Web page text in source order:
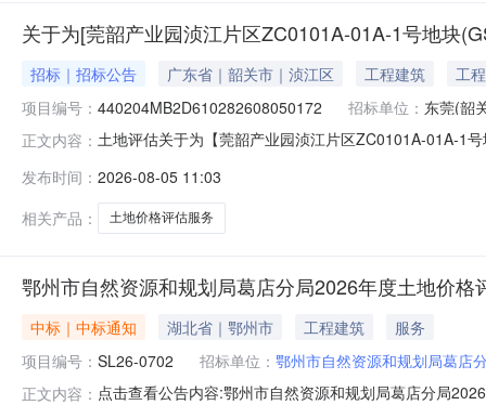
关于为[莞韶产业园浈江片区ZC0101A-01A-1号地块
招标｜招标公告 广东省｜韶关市｜浈江区 工程建筑
工程
项目编号： 440204MB2D610282608050172 招标单位： 东莞(韶
正文内容： 土地评估关于为【莞韶产业园浈江片区ZC0101A-01A-1
浈江片区ZC0101A-01A-1号地块（GSY）土地价格评估
发布时间： 2026-08-05 11:03
相关产品：
土地价格评估服务
鄂州市自然资源和规划局葛店分局2026年度土地价格
中标｜中标通知 湖北省｜鄂州市 工程建筑
服务
项目编号： SL26-0702 招标单位： 鄂州市自然资源和规划局葛店
正文内容： 点击查看公告内容:鄂州市自然资源和规划局葛店分局